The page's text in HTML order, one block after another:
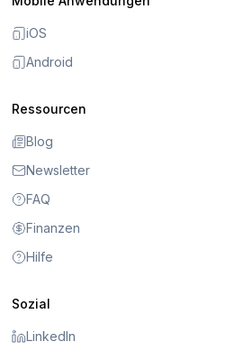
iOS
Android
Ressourcen
Blog
Newsletter
FAQ
Finanzen
Hilfe
Sozial
LinkedIn